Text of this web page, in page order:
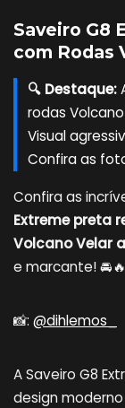
Saveiro G8
com Rodas
🔍 Destaque:
rodas
Visual
Confira as
Confira as
Extreme preta
Volcano Velar
e marcante! 🚘🔥
📸: @dihlemos_
A Saveiro G8
design